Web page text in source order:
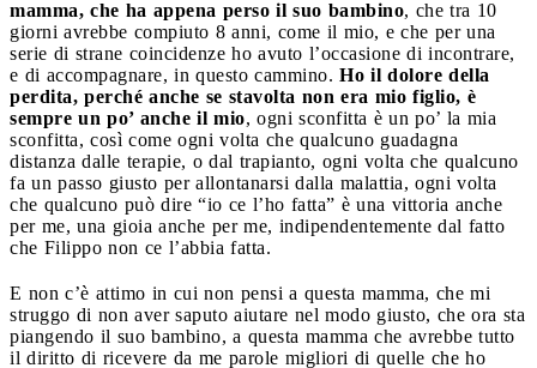
mamma, che ha appena perso il suo bambino, che tra 10
giorni avrebbe compiuto 8 anni, come il mio, e che per una
serie di strane coincidenze ho avuto l’occasione di incontrare,
e di accompagnare, in questo cammino. Ho il dolore della
perdita, perché anche se stavolta non era mio figlio, è
sempre un po’ anche il mio, ogni sconfitta è un po’ la mia
sconfitta, così come ogni volta che qualcuno guadagna
distanza dalle terapie, o dal trapianto, ogni volta che qualcuno
fa un passo giusto per allontanarsi dalla malattia, ogni volta
che qualcuno può dire “io ce l’ho fatta” è una vittoria anche
per me, una gioia anche per me, indipendentemente dal fatto
che Filippo non ce l’abbia fatta.
E non c’è attimo in cui non pensi a questa mamma, che mi
struggo di non aver saputo aiutare nel modo giusto, che ora sta
piangendo il suo bambino, a questa mamma che avrebbe tutto
il diritto di ricevere da me parole migliori di quelle che ho